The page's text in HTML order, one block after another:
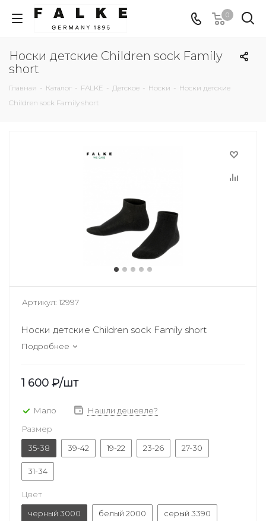
0
Носки детские Children sock Family
short
Главная - Каталог - FALKE - Детское - Носки - Носки детские
Children sock Family short
Артикул: 12997
Носки детские Children sock Family short
Подробнее
1 600 ₽/шт
Мало
Нашли дешевле?
Размер
35-38
39-42 19-22 23-26 27-30
31-34
Цвет
черный 3000
белый 2000 серый 3390